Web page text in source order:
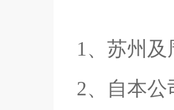
1、苏州
2、自本